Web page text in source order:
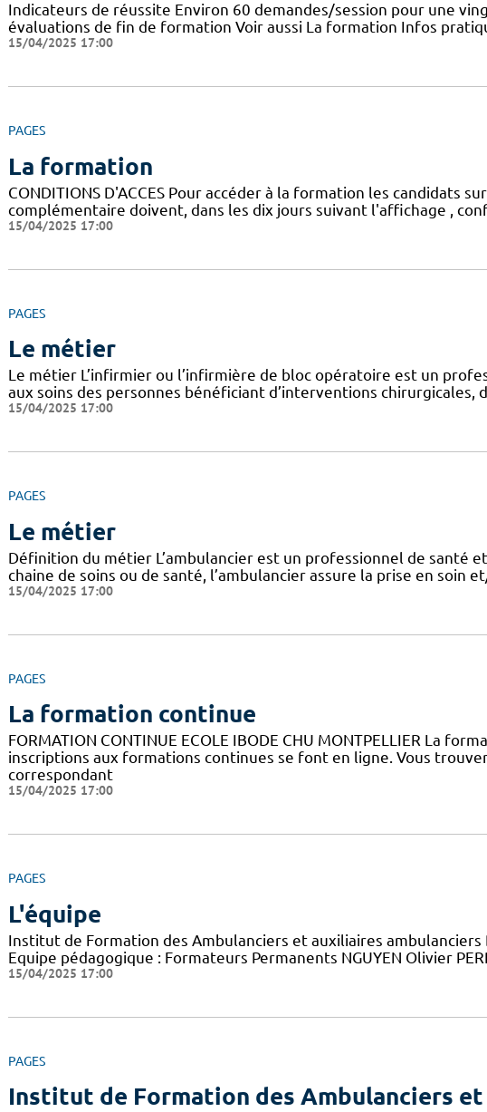
Indicateurs de réussite Environ 60 demandes/session pour une
évaluations de fin de formation Voir aussi La formation Infos
15/04/2025 17:00
PAGES
La formation
CONDITIONS D'ACCES Pour accéder à la formation les candidats
complémentaire doivent, dans les dix jours suivant l'affichage ,
15/04/2025 17:00
PAGES
Le métier
Le métier L’infirmier ou l’infirmière de bloc opératoire est un
aux soins des personnes bénéficiant d’interventions chirurgicales,
15/04/2025 17:00
PAGES
Le métier
Définition du métier L’ambulancier est un professionnel de santé
chaine de soins ou de santé, l’ambulancier assure la prise en soin
15/04/2025 17:00
PAGES
La formation continue
FORMATION CONTINUE ECOLE IBODE CHU MONTPELLIER La
inscriptions aux formations continues se font en ligne. Vous
correspondant
15/04/2025 17:00
PAGES
L'équipe
Institut de Formation des Ambulanciers et auxiliaires ambulanciers
Equipe pédagogique : Formateurs Permanents NGUYEN Olivier
15/04/2025 17:00
PAGES
Institut de Formation des Ambulanciers